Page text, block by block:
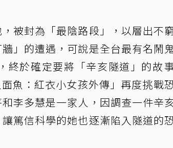
被封為「最陰路段」，以層出不
」的遭遇，可說是全台最有名鬧
終於確定要將「辛亥隧道」的故
魚：紅衣小女孩外傳」再度挑戰
李多慧是一家人，因調查一件辛
篤信科學的她也逐漸陷入隧道的